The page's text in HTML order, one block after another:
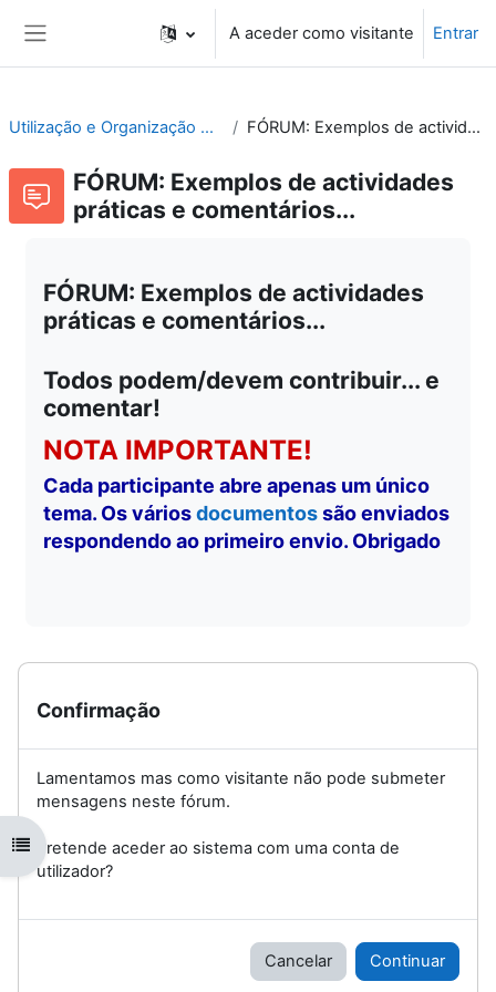
A aceder como visitante Entrar
Abrir índice da disciplina
Utilização e Organização de Laboratórios Escolares FÓRUM: Exemplos de actividades práticas e comentários...
FÓRUM: Exemplos de actividades
práticas e comentários...
FÓRUM: Exemplos de actividades
práticas e comentários...
Todos podem/devem contribuir... e
comentar!
NOTA IMPORTANTE!
Cada participante abre apenas um único
tema. Os váriosdocumentossão enviados
respondendo ao primeiro envio. Obrigado
Confirmação
Lamentamos mas como visitante não pode submeter
mensagens neste fórum.
Pretende aceder ao sistema com uma conta de
utilizador?
Cancelar Continuar